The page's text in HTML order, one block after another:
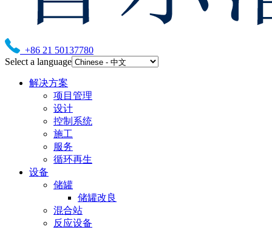
+86 21 50137780
Select a language
解决方案
项目管理
设计
控制系统
施工
服务
循环再生
设备
储罐
储罐改良
混合站
反应设备